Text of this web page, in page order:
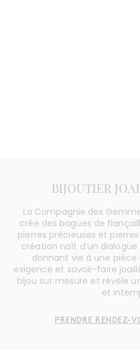
BIJOUTIER
La Compagnie des
crée des bagues de
pierres précieuses et
création naît d’un
donnant vie à une
exigence et savoir-faire
bijou sur mesure et révèle
et
PRENDRE RENDEZ-